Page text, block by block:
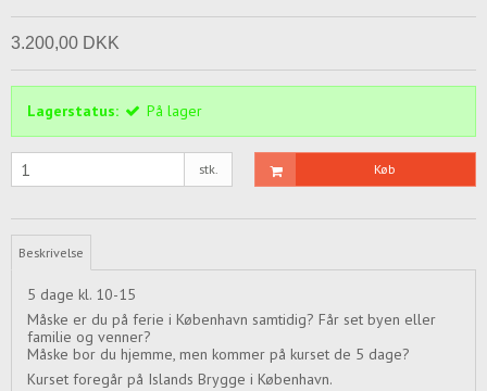
3.200,00 DKK
Lagerstatus: På lager
stk. Køb
Beskrivelse
5 dage kl. 10-15
Måske er du på ferie i København samtidig? Får set byen eller
familie og venner?
Måske bor du hjemme, men kommer på kurset de 5 dage?
Kurset foregår på Islands Brygge i København.